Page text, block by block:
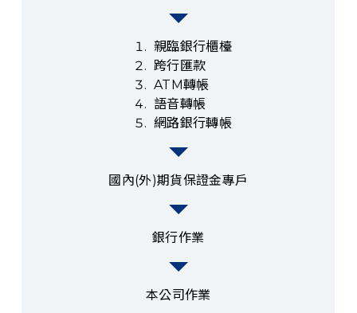
親臨銀行櫃檯
跨行匯款
ATM轉帳
語音轉帳
網路銀行轉帳
國內(外)期貨保證金專戶
銀行作業
本公司作業